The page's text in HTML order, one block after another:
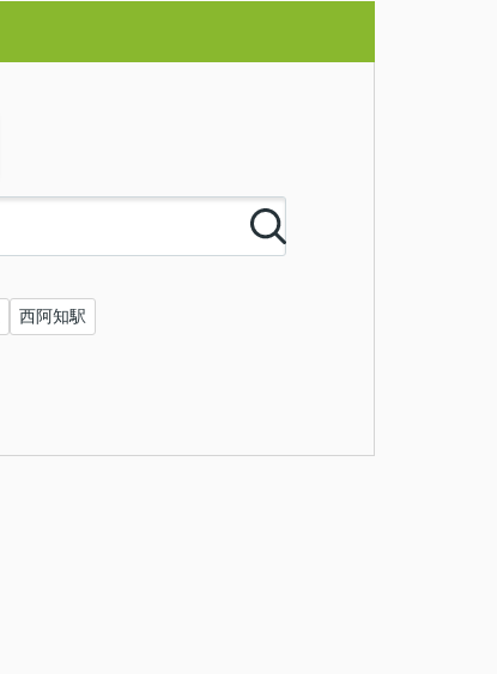
西阿知駅